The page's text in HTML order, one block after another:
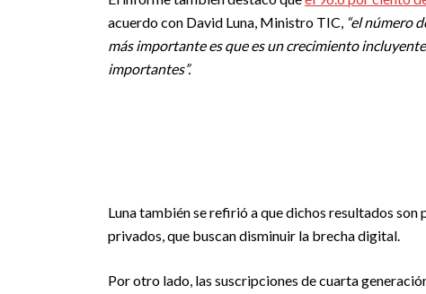
acuerdo con David Luna, Ministro TIC, “el número
más importante es que es un crecimiento
importantes”.
Luna también se refirió a que dichos resultados
privados, que buscan disminuir la brecha digital.
Por otro lado, las suscripciones de cuarta